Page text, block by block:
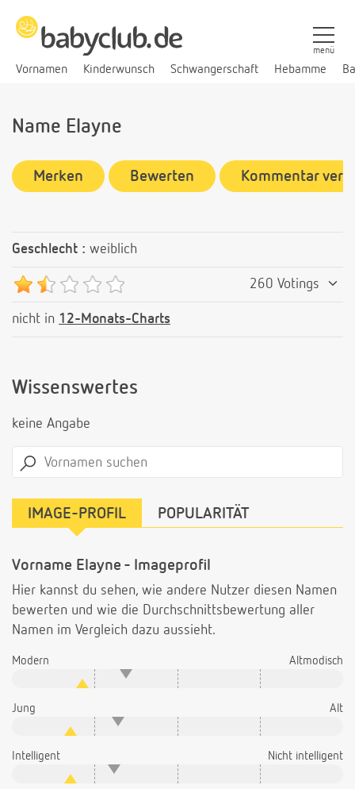
Vornamen Kinderwunsch Schwangerschaft Hebamme
menü
Name Elayne
Merken Bewerten Kommentar
Geschlecht : weiblich
260 Votings
nicht in 12-Monats-Charts
Wissenswertes
keine Angabe
IMAGE-PROFIL POPULARITÄT
Vorname Elayne - Imageprofil
Hier kannst du sehen, wie andere Nutzer diesen Namen
bewerten und wie die Durchschnittsbewertung aller
Namen im Vergleich dazu aussieht.
Modern Altmodisch
Jung Alt
Intelligent Nicht intelligent